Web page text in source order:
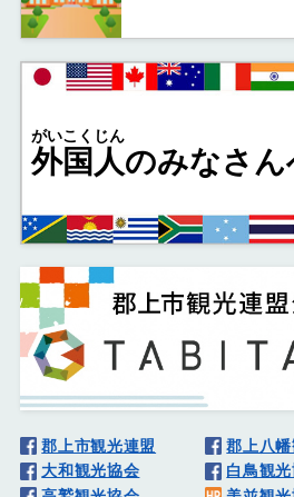
外国人
がいこくじん
のみなさん
郡上市観光連盟
郡上八
大和観光協会
白鳥観